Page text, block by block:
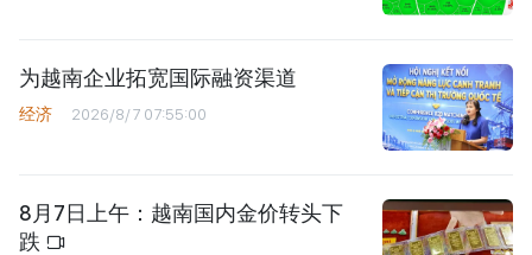
为越南企业拓宽国际融资渠道
经济 2026/8/7 07:55:00
8月7日上午：越南国内金价转头下
跌